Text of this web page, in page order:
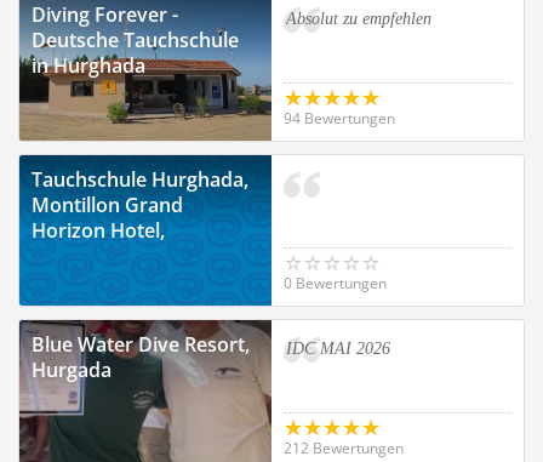
Diving Forever -
Deutsche Tauchschule
in Hurghada
Absolut zu empfehlen
94 Bewertungen
Tauchschule Hurghada,
Montillon Grand
Horizon Hotel,
0 Bewertungen
Blue Water Dive Resort,
Hurgada
IDC MAI 2026
212 Bewertungen